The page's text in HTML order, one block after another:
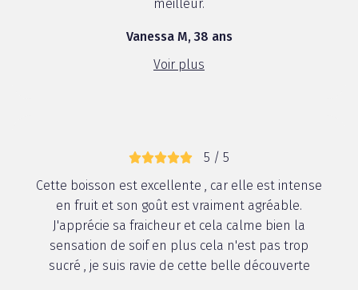
meilleur.
Vanessa M, 38 ans
Voir plus
5 / 5
Cette boisson est excellente , car elle est intense
en fruit et son goût est vraiment agréable.
J'apprécie sa fraicheur et cela calme bien la
sensation de soif en plus cela n'est pas trop
sucré , je suis ravie de cette belle découverte